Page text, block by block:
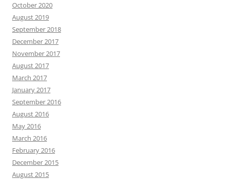
October 2020
August 2019
September 2018
December 2017
November 2017
August 2017
March 2017
January 2017
September 2016
August 2016
May 2016
March 2016
February 2016
December 2015
August 2015